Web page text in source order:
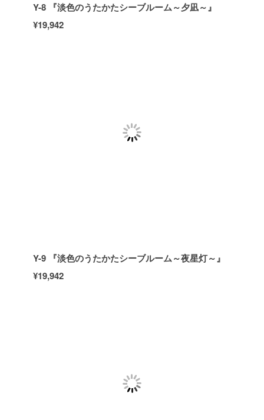
Y-8 『淡色のうたかたシーブルーム～夕凪～』
¥19,942
Y-9 『淡色のうたかたシーブルーム～夜星灯～』
¥19,942